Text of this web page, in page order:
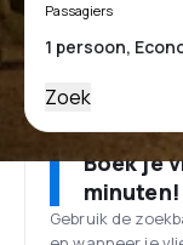
Passagiers
Zoek
Boek je
minuten!
Gebruik de